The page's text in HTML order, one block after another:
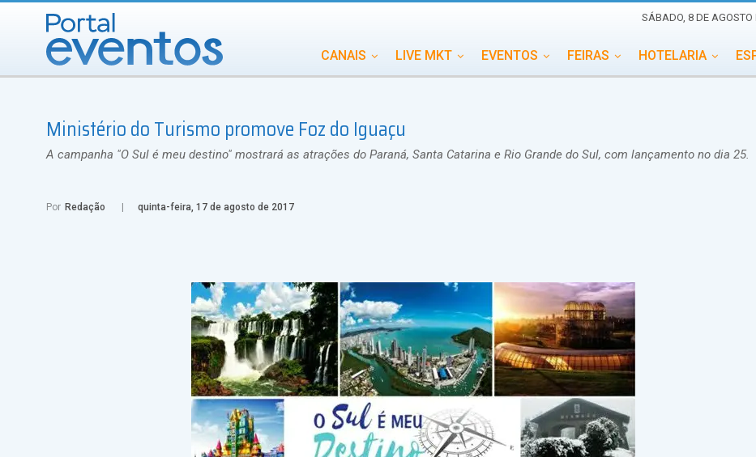
SÁBADO, 8 DE AGOSTO
CANAIS LIVE MKT EVENTOS FEIRAS HOTELARIA
INCENTIVOS INTERNACIONAL
Ministério do Turismo promove Foz do Iguaçu
A campanha "O Sul é meu destino" mostrará as atrações do Paraná, Santa Catarina e Rio Grande do Sul, com lançamento no dia 25.
Por Redação quinta-feira, 17 de agosto de 2017